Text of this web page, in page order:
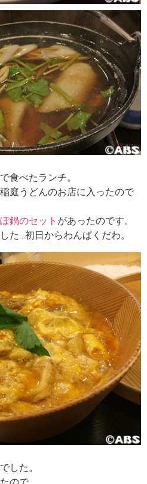
食べたランチ。
庭うどんのお店に入ったので
鍋のセット があったのです。
た…初日からわんぱくだわ。
でした。